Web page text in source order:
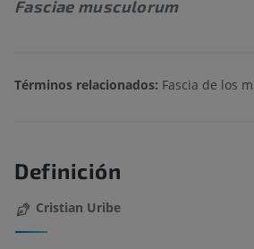
Fasciae musculorum
Términos relacionados: Fascia de los
Definición
Cristian Uribe